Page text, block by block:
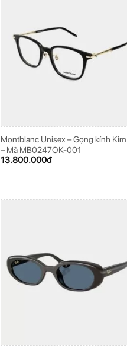
Montblanc Unisex – Gọng kính
– Mã MB0247OK-001
13.800.000đ